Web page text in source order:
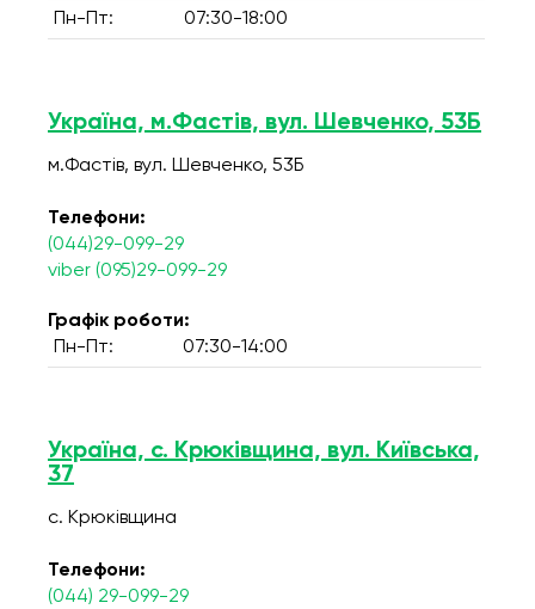
Пн-Пт: 07:30-18:00
Україна, м.Фастів, вул. Шевченко, 53Б
м.Фастів, вул. Шевченко, 53Б
Телефони:
(044)29-099-29
viber (095)29-099-29
Графік роботи:
Пн-Пт:
07:30-14:00
Україна, с. Крюківщина, вул. Київська,
37
с. Крюківщина
Телефони:
(044) 29-099-29